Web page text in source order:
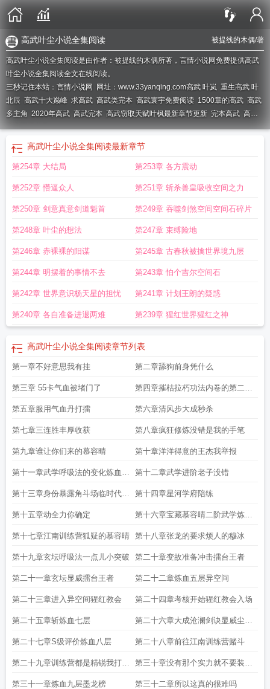
被提线的木偶/著
高武叶尘小说全集阅读
高武叶尘小说全集阅读是由作者：被提线的木偶所著，言情小说网免费提供高武
叶尘小说全集阅读全文在线阅读。
三秒记住本站：言情小说网 网址：www.33yanqing.com高武 叶岚 重生高武 叶
北辰 高武十大巅峰 求高武 高武类完本 高武寰宇免费阅读 1500章的高武 高武
多主角 2020年高武 高武完本 高武窃取天赋叶枫最新章节更新 完本高武 高武
十大巅峰之作
高武叶尘小说全集阅读最新章节
第254章 大结局 第253章 各方震动
第252章 懵逼众人 第251章 斩杀兽皇吸收空间之力
第250章 剑意真意剑道魁首 第249章 吞噬剑煞空间空间石碎片
第248章 叶尘的想法 第247章 束缚险地
第246章 赤裸裸的阳谋 第245章 古春秋被擒世界境九层
第244章 明摆着的事情不去 第243章 怕个吉尔空间石
第242章 世界意识杨天星的担忧 第241章 计划王朗的疑惑
第240章 各自准备进退两难 第239章 猩红世界猩红之神
高武叶尘小说全集阅读章节列表
第一章不好意思我有挂 第二章舔狗前身凭什么
第三章 55卡气血被堵门了 第四章摧枯拉朽功法内卷的第二种
方式
第五章服用气血丹打擂 第六章清风步大成秒杀
第七章三连胜丰厚收获 第八章疯狂修炼没错是我的手笔
第九章谁让你们来的慕容晴 第十章洋洋得意的王杰我举报
第十一章武学呼吸法的变化炼血一
层
第十二章武学进阶老子没错
第十三章身份暴露角斗场临时代理
人
第十四章星河学府陪练
第十五章动全力你确定 第十六章宝藏慕容晴二阶武学炼血
三层
第十七章江南训练营狐疑的慕容晴 第十八章张龙的要求烦人的穆冰
第十九章玄坛呼吸法一点儿小突破 第二十章变故准备冲击擂台王者
第二十一章玄坛显威擂台王者 第二十二章炼血五层异空间
第二十三章进入异空间猩红教会 第二十四章考核开始猩红教会入场
第二十五章斩炼血七层 第二十六章大成沧澜剑诀显威尘埃
落定
第二十七章S级评价炼血八层 第二十八章前往江南训练营赌斗
第二十九章训练营都是精锐我打的
就是精锐
第三十章没有那个实力就不要装这
个逼
第三十一章炼血九层墨龙榜 第三十二章所以这真的很难吗